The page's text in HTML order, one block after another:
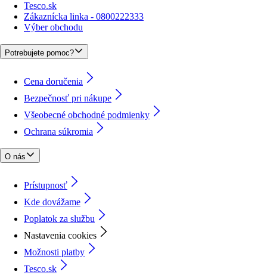
Tesco.sk
Zákaznícka linka - 0800222333
Výber obchodu
Potrebujete pomoc?
Cena doručenia
Bezpečnosť pri nákupe
Všeobecné obchodné podmienky
Ochrana súkromia
O nás
Prístupnosť
Kde dovážame
Poplatok za službu
Nastavenia cookies
Možnosti platby
Tesco.sk